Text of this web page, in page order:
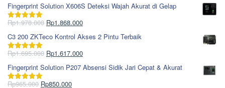
Fingerprint Solution X606S Deteksi Wajah Akurat di Gelap
Dinilai5.00
Rp1.978.000 Harga
adalah:
Rp1.978.000.
Rp1.868.000Harga
ini
adalah:
C3 200 ZKTeco Kontrol Akses 2 Pintu Terbaik
Dinilai5.00
Rp1.695.000 Harga
adalah:
Rp1.695.000.
Rp1.617.000Harga
ini
Fingerprint Solution P207 Absensi Sidik Jari Cepat & Akurat
Dinilai5.00
Rp965.000 Harga
Rp850.000Harga